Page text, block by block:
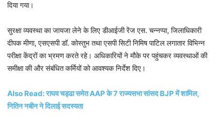
दिया गया।
सुरक्षा व्यवस्था का जायजा लेने के लिए डीआईजी रेंज एस. चन्नप्पा, जिलाधिकारी
दीपक मीणा, एसएसपी डॉ. कोस्तुभ तथा एसपी सिटी निमिष पाटिल लगातार विभिन्न
परीक्षा केंद्रों का भ्रमण करते रहे। अधिकारियों ने मौके पर पहुंचकर व्यवस्थाओं की
समीक्षा की और संबंधित कर्मियों को आवश्यक निर्देश दिए।
Also Read: राघव चड्ढा समेत AAP के 7 राज्यसभा सांसद BJP में शामिल,
नितिन नबीन ने दिलाई सदस्यता